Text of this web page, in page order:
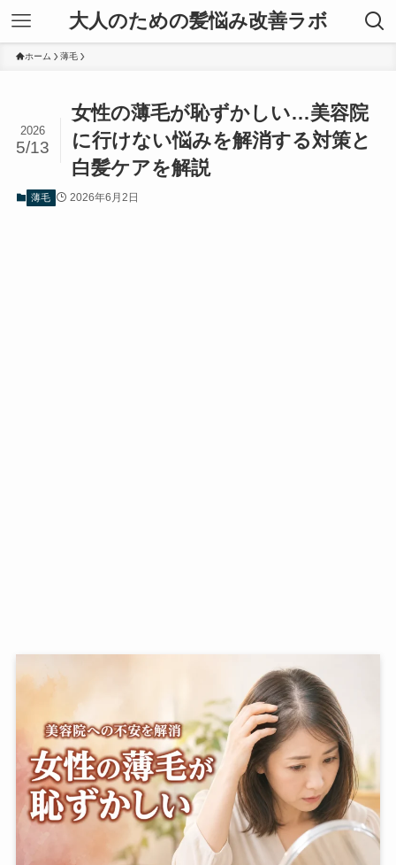
大人のための髪悩み改善ラボ
ホーム 薄毛
女性の薄毛が恥ずかしい…美容院
に行けない悩みを解消する対策と
白髪ケアを解説
2026
5/13
薄毛 2026年6月2日